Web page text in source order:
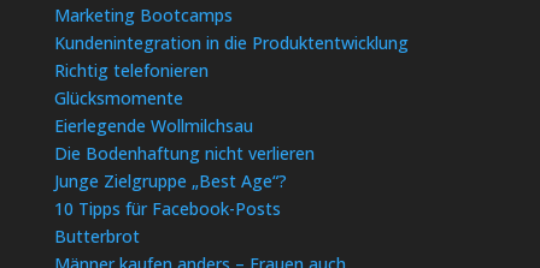
Marketing Bootcamps
Kundenintegration in die Produktentwicklung
Richtig telefonieren
Glücksmomente
Eierlegende Wollmilchsau
Die Bodenhaftung nicht verlieren
Junge Zielgruppe „Best Age“?
10 Tipps für Facebook-Posts
Butterbrot